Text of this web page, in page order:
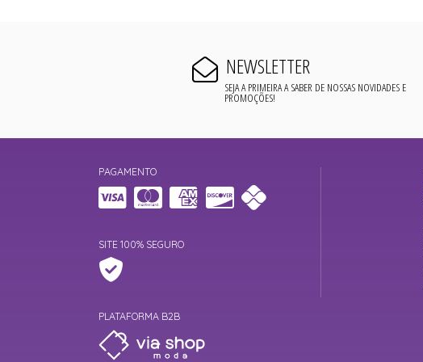
NEWSLETTER
SEJA A PRIMEIRA A SABER DE NOSSAS NOVIDADES E
PROMOÇÕES!
PAGAMENTO
SITE 100% SEGURO
PLATAFORMA B2B